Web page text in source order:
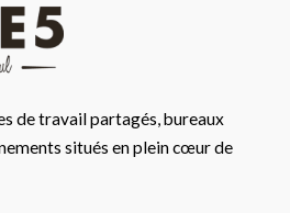
de travail partagés, bureaux
situés en plein cœur de